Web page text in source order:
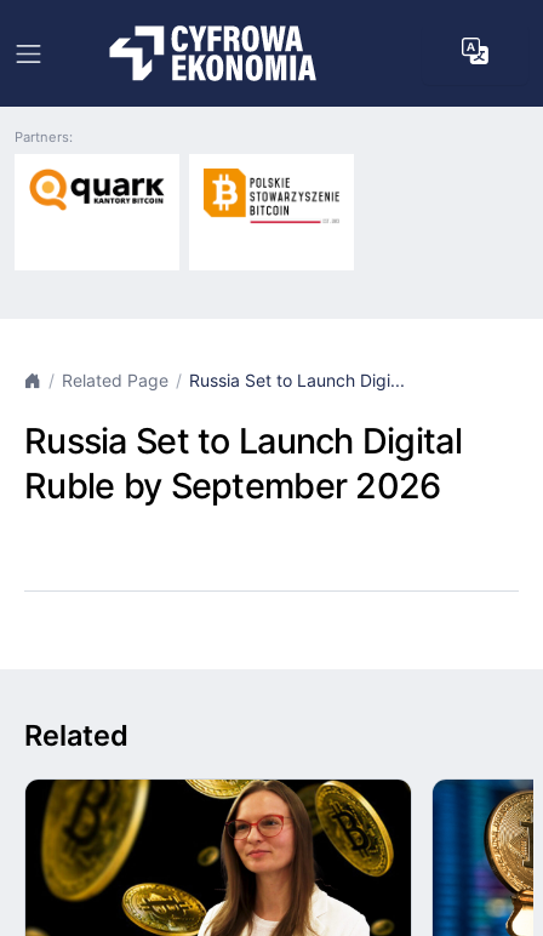
Partners:
Related Page Russia Set to Launch Digi...
Russia Set to Launch Digital
Ruble by September 2026
Related